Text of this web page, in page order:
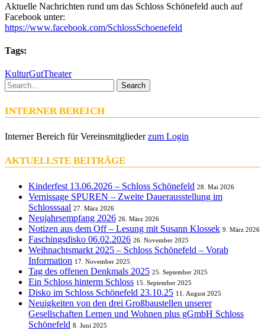
Aktuelle Nachrichten rund um das Schloss Schönefeld auch auf
Facebook unter:
https://www.facebook.com/SchlossSchoenefeld
Tags:
KulturGutTheater
Search
INTERNER BEREICH
Interner Bereich für Vereinsmitgliederzum Login
AKTUELLSTE BEITRÄGE
Kinderfest 13.06.2026 – Schloss Schönefeld 28. Mai 2026
Vernissage SPUREN – Zweite Dauerausstellung im
Schlosssaal 27. März 2026
Neujahrsempfang 2026 26. März 2026
Notizen aus dem Off – Lesung mit Susann Klossek 9. März 2026
Faschingsdisko 06.02.2026 26. November 2025
Weihnachtsmarkt 2025 – Schloss Schönefeld – Vorab
Information 17. November 2025
Tag des offenen Denkmals 2025 25. September 2025
Ein Schloss hinterm Schloss 15. September 2025
Disko im Schloss Schönefeld 23.10.25 11. August 2025
Neuigkeiten von den drei Großbaustellen unserer
Gesellschaften Lernen und Wohnen plus gGmbH Schloss
Schönefeld 8. Juni 2025